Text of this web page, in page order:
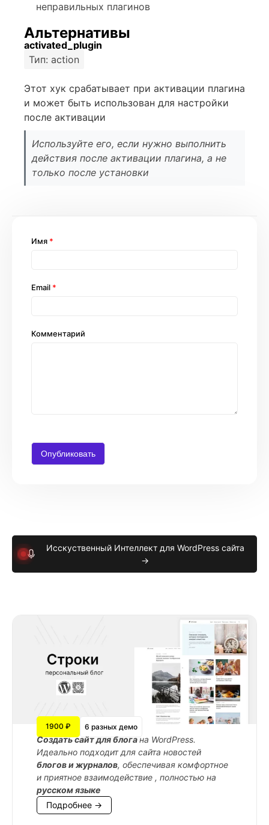
неправильных плагинов
Альтернативы
activated_plugin
Тип: action
Этот хук срабатывает при активации плагина
и может быть использован для настройки
после активации
Используйте его, если нужно выполнить
действия после активации плагина, а не
только после установки
Комментарий
Имя *
Email *
Исскуственный Интеллект для WordPress сайта
→
1900 ₽ 6 разных демо
Cоздать сайт для блогана WordPress.
Идеально подходит для сайта новостей
блогов и журналов, обеспечивая комфортное
и приятное взаимодействие , полностью на
русском языке
Подробнее →